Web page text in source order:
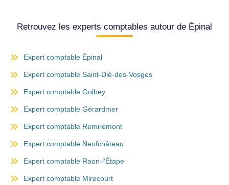
Retrouvez les experts comptables autour de Épinal
Expert comptable Épinal
Expert comptable Saint-Dié-des-Vosges
Expert comptable Golbey
Expert comptable Gérardmer
Expert comptable Remiremont
Expert comptable Neufchâteau
Expert comptable Raon-l’Étape
Expert comptable Mirecourt